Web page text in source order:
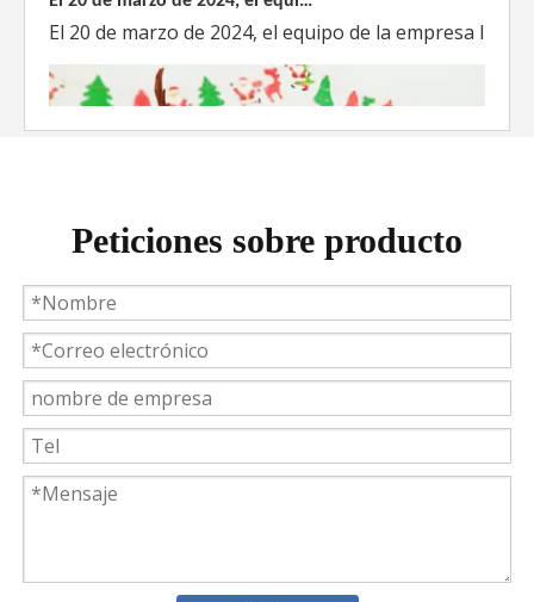
El 20 de marzo de 2024, el equipo de la empresa
Weyeah Power celebra una cálida Navidad, ¡festejando juntos en esta temporada festiva!
Weyeah Power, 25 de diciembre de 2023 - En esta
Peticiones sobre producto